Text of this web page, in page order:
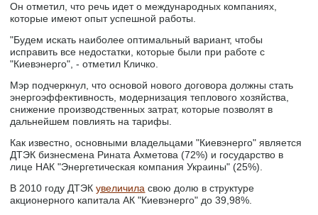
Он отметил, что речь идет о международных компаниях,
которые имеют опыт успешной работы.
"Будем искать наиболее оптимальный вариант, чтобы
исправить все недостатки, которые были при работе с
"Киевэнерго", - отметил Кличко.
Мэр подчеркнул, что основой нового договора должны стать
энергоэффективность, модернизация теплового хозяйства,
снижение производственных затрат, которые позволят в
дальнейшем повлиять на тарифы.
Как известно, основными владельцами "Киевэнерго" является
ДТЭК бизнесмена Рината Ахметова (72%) и государство в
лице НАК "Энергетическая компания Украины" (25%).
В 2010 году ДТЭКувеличила свою долю в структуре
акционерного капитала АК "Киевэнерго" до 39,98%.